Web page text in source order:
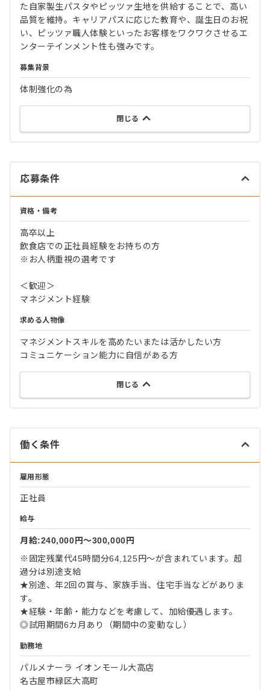
た自家製生パスタやピッツァ生地を供給することで、高い
品質を維持。キャリアパスに応じた教育や、誕生日のお祝
い、ピッツァ職人体験といったお客様をワクワクさせるエ
ンターテインメント性も強みです。
募集背景
体制強化の為
閉じる
応募条件
資格・備考
高卒以上
飲食店での正社員経験をお持ちの方
※お人柄重視の選考です
＜歓迎＞
マネジメント経験
求める人物像
マネジメントスキルを高めたいまたは活かしたい方
コミュニケーション能力に自信がある方
閉じる
働く条件
雇用形態
正社員
給与
月給:240,000円〜300,000円
※固定残業代45時間分64,125円～が含まれています。超
過分は別途支給
★別途、年2回の賞与、家族手当、住宅手当などがありま
す。
★経験・年齢・能力などを考慮して、加給優遇します。
◎試用期間6カ月あり（期間中の変動なし）
勤務地
パルメナーラ イオンモール大高店
名古屋市緑区大高町